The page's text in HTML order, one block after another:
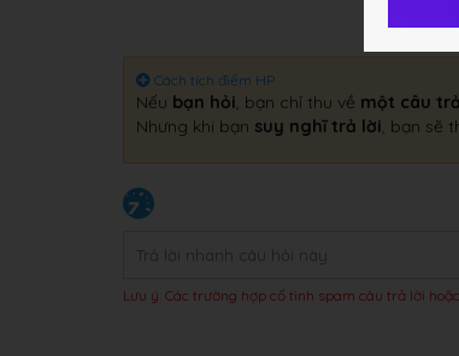
Cách tích điểm HP
Nếu bạn hỏi, bạn chỉ thu về một câu
Nhưng khi bạn suy nghĩ trả lời, bạn sẽ
Lưu ý: Các trường hợp cố tình spam câu trả lời